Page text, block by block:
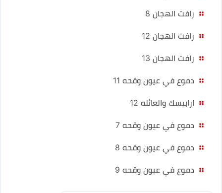
رافت الهجان 8
رافت الهجان 12
رافت الهجان 13
دموع في عيون وقحه 11
ارابيسك والعائله 12
دموع في عيون وقحه 7
دموع في عيون وقحه 8
دموع في عيون وقحه 9